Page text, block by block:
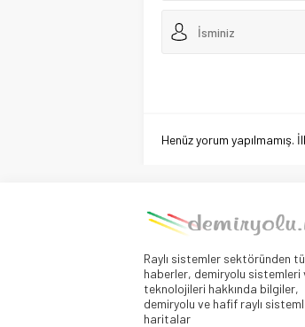
Henüz yorum yapılmamış.
Raylı sistemler sektöründen
haberler, demiryolu sistemleri
teknolojileri hakkında bilgiler,
demiryolu ve hafif raylı
haritalar